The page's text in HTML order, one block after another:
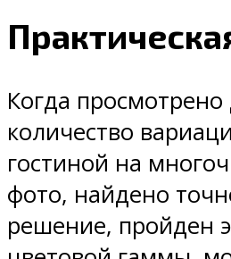
Когда просмотрено
количество
гостиной на
фото, найдено
решение, пройден